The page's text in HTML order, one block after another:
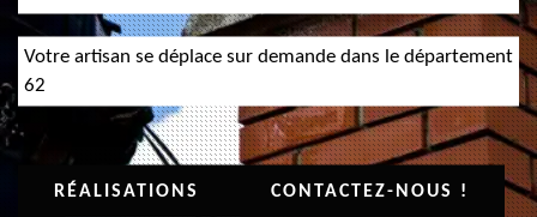
Votre artisan se déplace sur demande dans le département
62
RÉALISATIONS CONTACTEZ-NOUS !